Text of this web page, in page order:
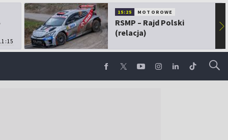
15:25 MOTOROWE
RSMP – Rajd Polski
(relacja)
▶